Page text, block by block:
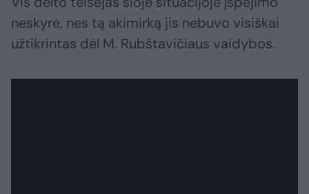
neskyrė, nes tą akimirką jis nebuvo visiškai
užtikrintas dėl M. Rubštavičiaus vaidybos.